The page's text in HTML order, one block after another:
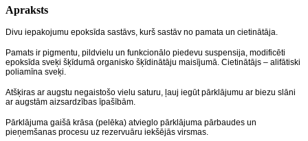
Apraksts
Divu iepakojumu epoksīda sastāvs, kurš sastāv no pamata un cietinātāja.
Pamats ir pigmentu, pildvielu un funkcionālo piedevu suspensija, modificēti
epoksīda sveķi šķīdumā organisko šķīdinātāju maisījumā. Cietinātājs – alifātiski
poliamīna sveķi.
Atšķiras ar augstu negaistošo vielu saturu, ļauj iegūt pārklājumu ar biezu slāni
ar augstām aizsardzības īpašībām.
Pārklājuma gaišā krāsa (pelēka) atvieglo pārklājuma pārbaudes un
pieņemšanas procesu uz rezervuāru iekšējās virsmas.